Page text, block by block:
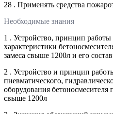
28 . Применять средства
Необходимые знания
1 . Устройство, принцип работы
характеристики
замеса свыше 1200л и его
2 . Устройство и принцип
пневматического,
оборудования
свыше 1200л